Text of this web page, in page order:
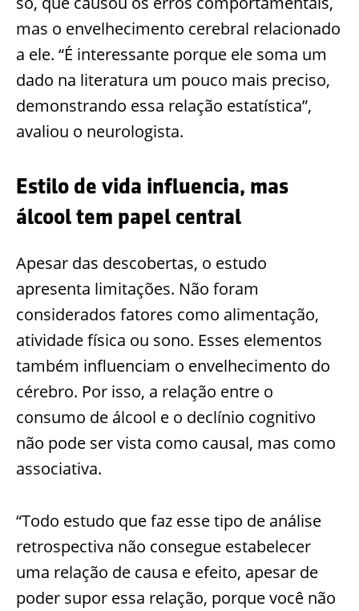
mas o envelhecimento cerebral relacionado
a ele. “É interessante porque ele soma um
dado na literatura um pouco mais preciso,
demonstrando essa relação estatística”,
avaliou o neurologista.
Estilo de vida influencia, mas
álcool tem papel central
Apesar das descobertas, o estudo
apresenta limitações. Não foram
considerados fatores como alimentação,
atividade física ou sono. Esses elementos
também influenciam o envelhecimento do
cérebro. Por isso, a relação entre o
consumo de álcool e o declínio cognitivo
não pode ser vista como causal, mas como
associativa.
“Todo estudo que faz esse tipo de análise
retrospectiva não consegue estabelecer
uma relação de causa e efeito, apesar de
poder supor essa relação, porque você não